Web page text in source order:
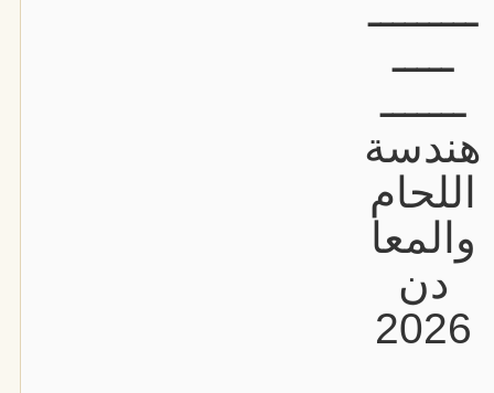
ـــــــــ
ـــــ
ـــــــ
هندسة
اللحام
والمعا
دن
2026